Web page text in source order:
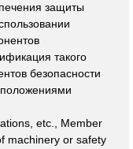
защиты
такого
безопасности
положениями
etc., Member
machinery or safety